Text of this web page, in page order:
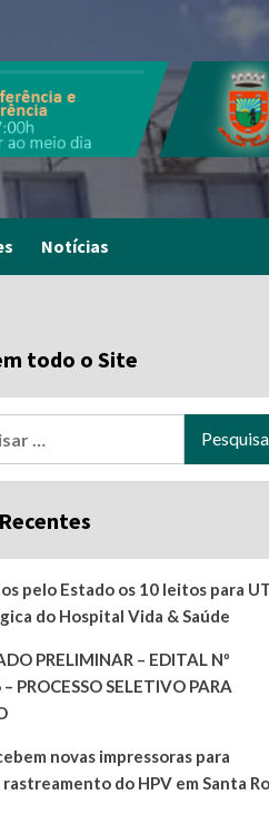
Notícias
todo o Site
pelo Estado os 10 leitos para
do Hospital Vida & Saúde
PRELIMINAR – EDITAL Nº
PROCESSO SELETIVO PARA
novas impressoras para
do HPV em Santa